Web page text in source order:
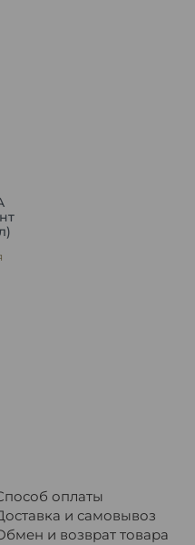
оплаты
и самовывоз
и возврат товара